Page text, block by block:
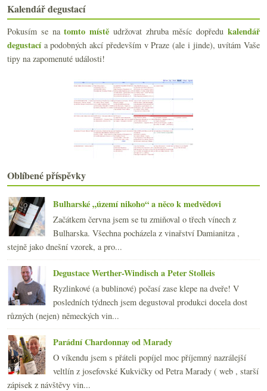
Bojanovský sklep Uherek a Frankovka od Springera
Barolo a Bernety aneb hospodské úlovky
Směr dovolená…
Parádní frankovka a dvě další lehčí červená
Naturální novinky z Francie u Fajšmekra
Zemřel Libor Ševčík
4x Cava od supermarketovky po speciality
(19)
► března(21)
►února(21)
►ledna
►2015(251)
►2014(254)
► 2013 (249)
2012
2011 (252)
►2010(249)
►2009(249)
►2008(270)
►2007(108)
Kalendář degustací
Pokusím se natomto místě udržovat zhruba měsíc dopředukalendář
degustacía podobných akcí především v Praze (ale i jinde), uvítám Vaše
tipy na zapomenuté události!
Oblíbené příspěvky
Bulharské „území nikoho“ a něco k medvědovi
Začátkem června jsem se tu zmiňoval o třech vínech z
Bulharska. Všechna pocházela z vinařství Damianitza ,
stejně jako dnešní vzorek, a pro...
Degustace Werther-Windisch a Peter Stolleis
Ryzlinkové (a bublinové) počasí zase klepe na dveře! V
posledních týdnech jsem degustoval produkci docela dost
různých (nejen) německých vin...
Parádní Chardonnay od Marady
O víkendu jsem s přáteli popíjel moc příjemný nazrálejší
veltlín z josefovské Kukvičky od Petra Marady ( web , starší
zápisek z návštěvy vin...